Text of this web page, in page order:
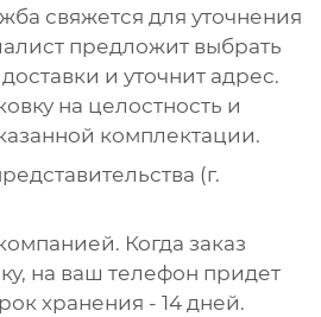
свяжется для уточнения
предложит выбрать
и уточнит адрес.
на целостность и
комплектации.
(г.
Когда заказ
на ваш телефон придет
хранения - 14 дней.